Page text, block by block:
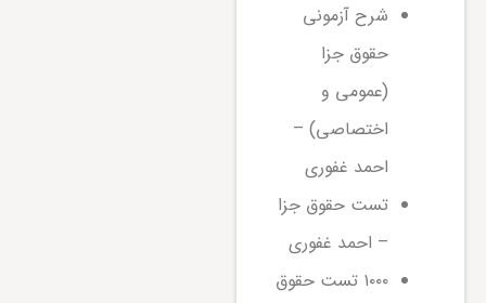
شرح آزمونی
حقوق جزا
(عمومی و
اختصاصی) –
احمد غفوری
تست حقوق جزا
– احمد غفوری
۱۰۰۰ تست حقوق